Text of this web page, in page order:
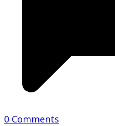
0 Comments